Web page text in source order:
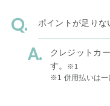
ポイントが足り
クレジットカ
す。
※1
※1 併用払いは一